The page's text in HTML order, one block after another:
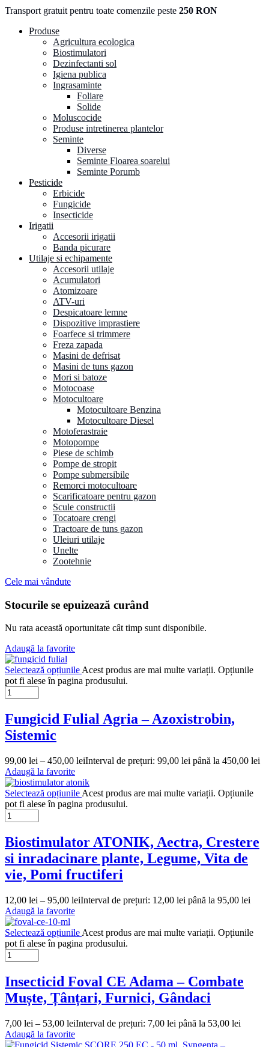
Transport gratuit pentru toate comenzile peste 250 RON
Produse
Agricultura ecologica
Biostimulatori
Dezinfectanti sol
Igiena publica
Ingrasaminte
Foliare
Solide
Moluscocide
Produse intretinerea plantelor
Seminte
Diverse
Seminte Floarea soarelui
Seminte Porumb
Pesticide
Erbicide
Fungicide
Insecticide
Irigatii
Accesorii irigatii
Banda picurare
Utilaje si echipamente
Accesorii utilaje
Acumulatori
Atomizoare
ATV-uri
Despicatoare lemne
Dispozitive imprastiere
Foarfece si trimmere
Freza zapada
Masini de defrisat
Masini de tuns gazon
Mori si batoze
Motocoase
Motocultoare
Motocultoare Benzina
Motocultoare Diesel
Motoferastraie
Motopompe
Piese de schimb
Pompe de stropit
Pompe submersibile
Remorci motocultoare
Scarificatoare pentru gazon
Scule constructii
Tocatoare crengi
Tractoare de tuns gazon
Uleiuri utilaje
Unelte
Zootehnie
Cele mai vândute
Stocurile se epuizează curând
Nu rata această oportunitate cât timp sunt disponibile.
Adaugă la favorite
Selectează opțiunile Acest produs are mai multe variații. Opțiunile
pot fi alese în pagina produsului.
Fungicid Fulial Agria – Azoxistrobin,
Sistemic
99,00 lei – 450,00 leiInterval de prețuri: 99,00 lei până la 450,00 lei
Adaugă la favorite
Selectează opțiunile Acest produs are mai multe variații. Opțiunile
pot fi alese în pagina produsului.
Biostimulator ATONIK, Aectra, Crestere
si inradacinare plante, Legume, Vita de
vie, Pomi fructiferi
12,00 lei – 95,00 leiInterval de prețuri: 12,00 lei până la 95,00 lei
Adaugă la favorite
Selectează opțiunile Acest produs are mai multe variații. Opțiunile
pot fi alese în pagina produsului.
Insecticid Foval CE Adama – Combate
Muște, Țânțari, Furnici, Gândaci
7,00 lei – 53,00 leiInterval de prețuri: 7,00 lei până la 53,00 lei
Adaugă la favorite